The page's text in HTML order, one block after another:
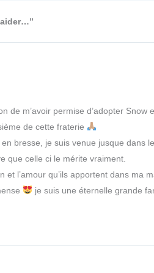
de m’avoir permise d’adopter
de cette fraterie
bresse, je suis venue jusque dans
que celle ci le mérite vraiment.
et l’amour qu’ils apportent dans ma
je suis une éternelle grande